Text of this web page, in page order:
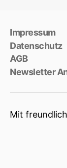
Impressum
Datenschutz
AGB
Newsletter
Mit